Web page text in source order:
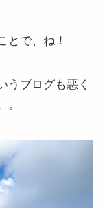
とで、ね！
うブログも悪く